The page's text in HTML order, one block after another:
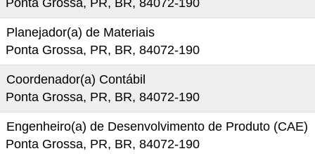
Ponta Grossa, PR, BR, 84072-190
Planejador(a) de Materiais
Ponta Grossa, PR, BR, 84072-190
Coordenador(a) Contábil
Ponta Grossa, PR, BR, 84072-190
Engenheiro(a) de Desenvolvimento de Produto (CAE)
Ponta Grossa, PR, BR, 84072-190